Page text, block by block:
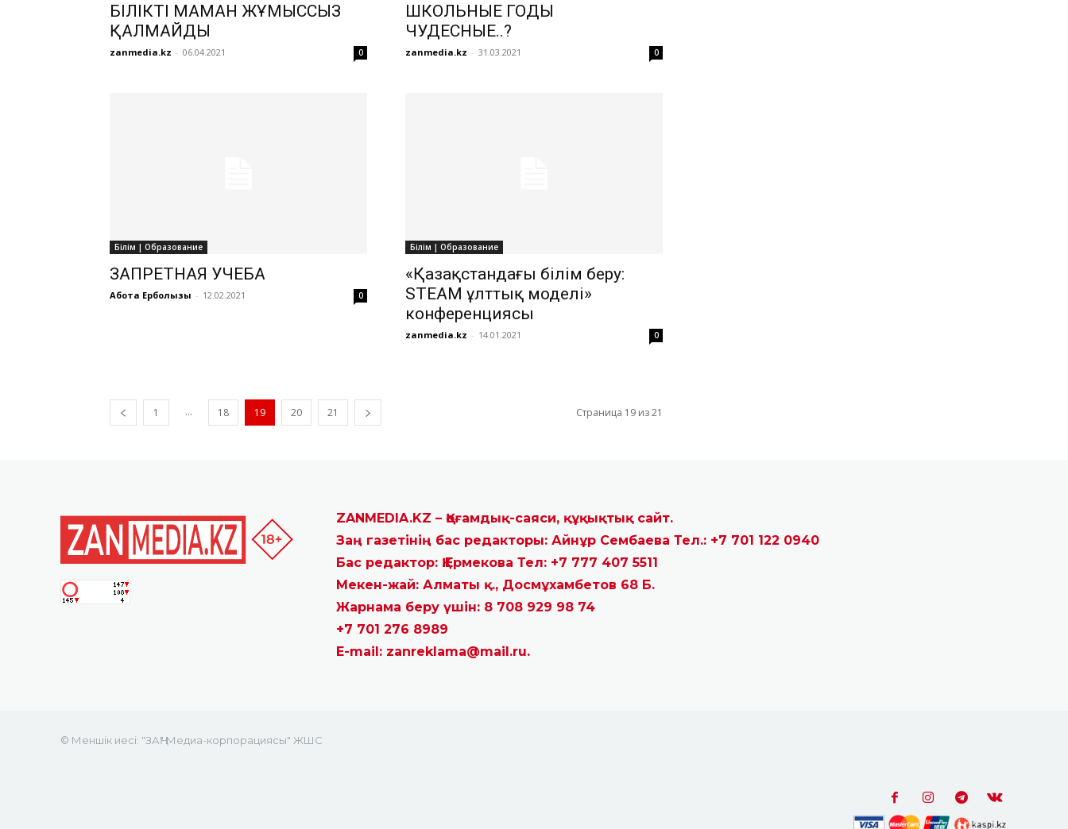
БІЛІКТІ МАМАН ЖҰМЫССЫЗ
ҚАЛМАЙДЫ
zanmedia.kz - 06.04.2021 0
ШКОЛЬНЫЕ ГОДЫ
ЧУДЕСНЫЕ..?
zanmedia.kz - 31.03.2021 0
Білім | Образование
ЗАПРЕТНАЯ УЧЕБА
Ақбота Ерболқызы - 12.02.2021 0
Білім | Образование
«Қазақстандағы білім беру:
STEAM ұлттық моделі»
конференциясы
zanmedia.kz - 14.01.2021 0
1 ... 18 19 20 21 Страница 19 из 21
ZANMEDIA.KZ – Қоғамдық-саяси, құқықтық сайт.
Заң газетінің бас редакторы: Айнұр Сембаева Тел.: +7 701 122 0940
Бас редактор: Қ.Ермекова Тел: +7 777 407 5511
Мекен-жай: Алматы қ., Досмұхамбетов 68 Б.
Жарнама беру үшін: 8 708 929 98 74
+7 701 276 8989
E-mail: zanreklama@mail.ru.
© Меншік иесі: "ЗАҢ" Медиа-корпорациясы" ЖШС